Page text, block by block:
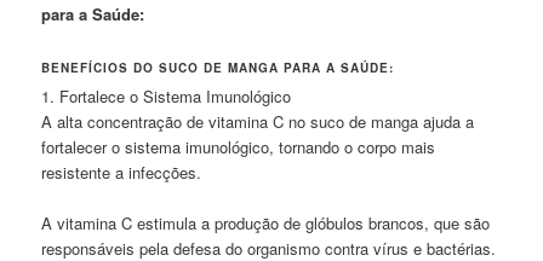
para a Saúde:
BENEFÍCIOS DO SUCO DE MANGA PARA A SAÚDE:
1. Fortalece o Sistema Imunológico
A alta concentração de vitamina C no suco de manga ajuda a
fortalecer o sistema imunológico, tornando o corpo mais
resistente a infecções.
A vitamina C estimula a produção de glóbulos brancos, que são
responsáveis pela defesa do organismo contra vírus e bactérias.